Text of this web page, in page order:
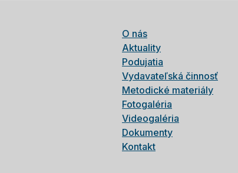
O nás
Aktuality
Podujatia
Vydavateľská činnosť
Metodické materiály
Fotogaléria
Videogaléria
Dokumenty
Kontakt